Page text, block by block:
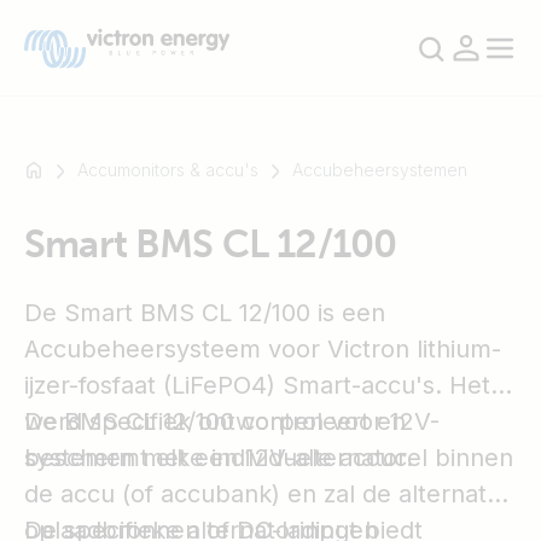
Bijvoorbeeld
Multiplus-
Orion
SmartShunt
Accumonitors & accu's Accubeheersystemen
Smart BMS CL 12/100
De Smart BMS CL 12/100 is een
Accubeheersysteem voor Victron lithium-
ijzer-fosfaat (LiFePO4) Smart-accu's. Het
werd specifiek ontworpen voor 12V-
systemen met een 12V-alternator.
De BMS CL 12/100 controleert en
beschermt elke individuele accucel binnen
de accu (of accubank) en zal de alternator,
oplaadbronnen of DC-ladingen
De specifieke alternatorinput biedt